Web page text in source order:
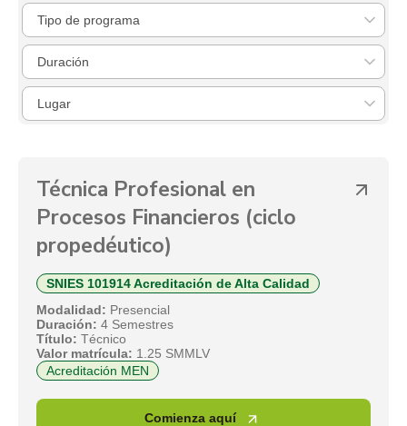
Técnica Profesional en
Procesos Financieros (ciclo
propedéutico)
SNIES 101914 Acreditación de Alta Calidad
Modalidad: Presencial
Duración: 4 Semestres
Título: Técnico
Valor matrícula: 1.25 SMMLV
Acreditación MEN
Comienza aquí